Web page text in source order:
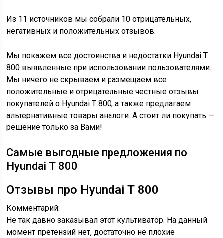
Из 11 источников мы собрали 10 отрицательных,
негативных и положительных отзывов.
Мы покажем все достоинства и недостатки Hyundai Т
800 выявленные при использовании пользователями.
Мы ничего не скрываем и размещаем все
положительные и отрицательные честные отзывы
покупателей о Hyundai Т 800, а также предлагаем
альтернативные товары аналоги. А стоит ли покупать —
решение только за Вами!
Самые выгодные предложения по
Hyundai Т 800
Отзывы про Hyundai Т 800
Комментарий:
Не так давно заказывал этот культиватор. На данный
момент претензий нет, достаточно не плохие